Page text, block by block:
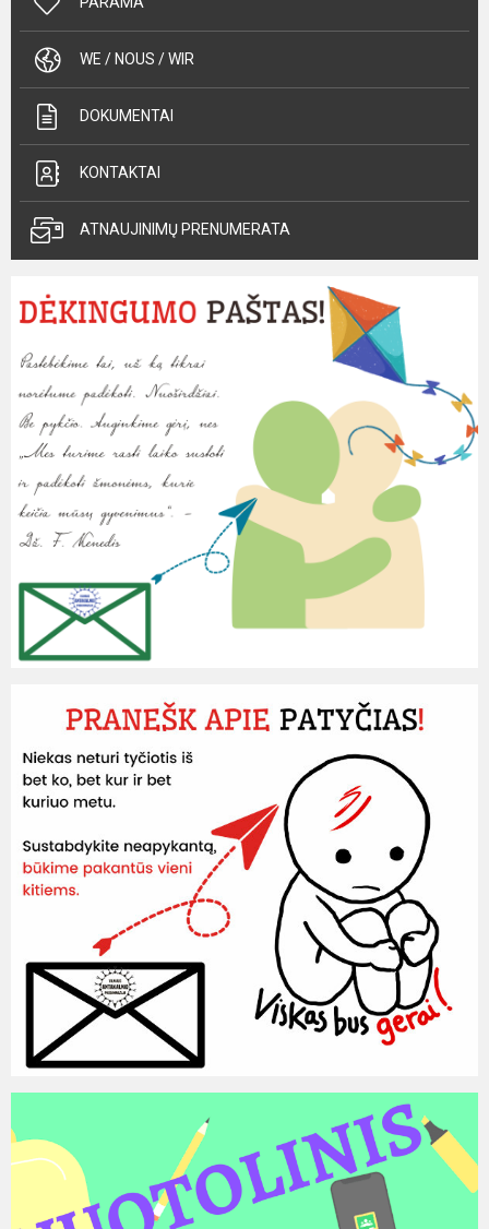
WE / NOUS / WIR
DOKUMENTAI
KONTAKTAI
ATNAUJINIMŲ PRENUMERATA